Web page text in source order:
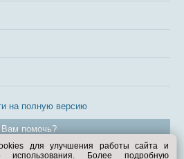
на полную версию
Вам помочь?
для улучшения работы сайта и
использования. Более подробную